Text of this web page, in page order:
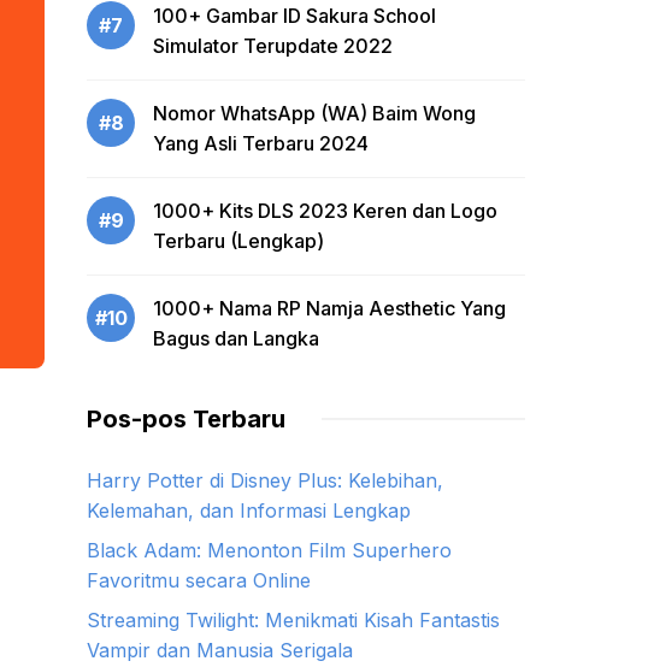
#7
100+ Gambar ID Sakura School
Simulator Terupdate 2022
#8
Nomor WhatsApp (WA) Baim Wong
Yang Asli Terbaru 2024
#9
1000+ Kits DLS 2023 Keren dan Logo
Terbaru (Lengkap)
#10
1000+ Nama RP Namja Aesthetic Yang
Bagus dan Langka
Pos-pos Terbaru
Harry Potter di Disney Plus: Kelebihan,
Kelemahan, dan Informasi Lengkap
Black Adam: Menonton Film Superhero
Favoritmu secara Online
Streaming Twilight: Menikmati Kisah Fantastis
Vampir dan Manusia Serigala